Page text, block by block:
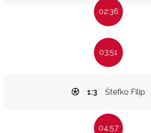
02:36
03:51
Štefko Filip
1:3
04:57